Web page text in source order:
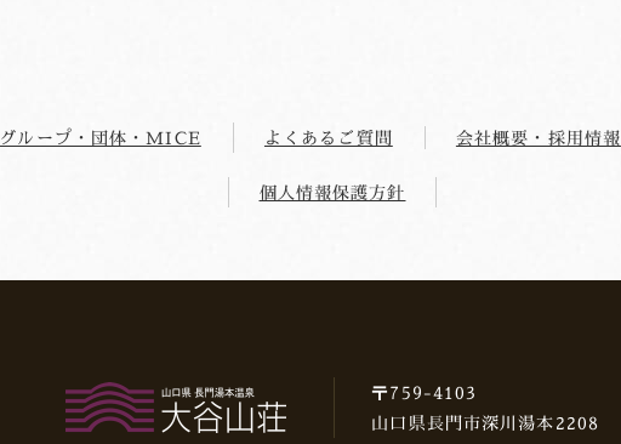
グループ・団体・MICE よくあるご質問 会社概要・採用情報
個人情報保護方針
〒759-4103
山口県長門市深川湯本2208